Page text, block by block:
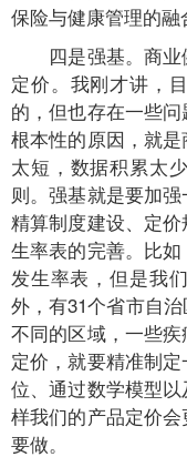
保险与健康管理的融
四是强基。商
定价。我刚才讲，
的，但也存在一些
根本性的原因，就
太短，数据积累太
则。强基就是要加强
精算制度建设、定
生率表的完善。比
发生率表，但是我
外，有31个省市自
不同的区域，一些
定价，就要精准制
位、通过数学模型
样我们的产品定价
要做。